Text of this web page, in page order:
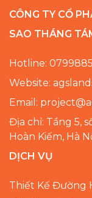
CÔNG TY CỔ
SAO THÁNG
Hotline:
Website:
Email:
Địa chỉ: Tầng 5,
Hoàn Kiếm, Hà
DỊCH VỤ
Thiết Kế Đường